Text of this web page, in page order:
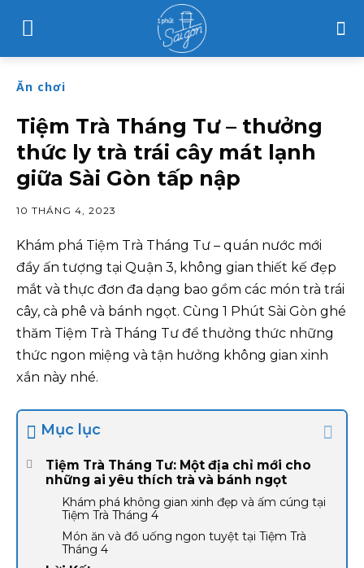
Ăn chơi
Tiệm Trà Tháng Tư – thưởng
thức ly trà trái cây mát lạnh
giữa Sài Gòn tấp nập
10 THÁNG 4, 2023
Khám phá Tiệm Trà Tháng Tư – quán nước mới
đầy ấn tượng tại Quận 3, không gian thiết kế đẹp
mắt và thực đơn đa dạng bao gồm các món trà trái
cây, cà phê và bánh ngọt. Cùng 1 Phút Sài Gòn ghé
thăm Tiệm Trà Tháng Tư để thưởng thức những
thức ngon miệng và tận hưởng không gian xinh
xắn này nhé.
Mục lục
Tiệm Trà Tháng Tư: Một địa chỉ mới cho
những ai yêu thích trà và bánh ngọt
Khám phá không gian xinh đẹp và ấm cúng tại
Tiệm Trà Tháng 4
Món ăn và đồ uống ngon tuyệt tại Tiệm Trà
Tháng 4